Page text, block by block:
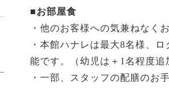
■お部屋食
・他のお客様への気兼ねなく
・本館ハナレは最大8名様、
能です。（幼児は＋1名程度追
・一部、スタッフの配膳のお